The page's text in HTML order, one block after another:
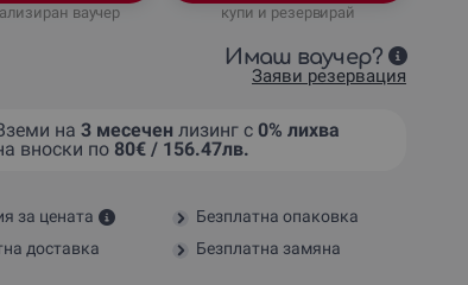
ваучер купи и резервирай
Имаш ваучер?
Заяви резервация
на3 месечен лизинг с0% лихва
вноски по 80€ / 156.47лв.
за цената
Безплатна опаковка
доставка
Безплатна замяна